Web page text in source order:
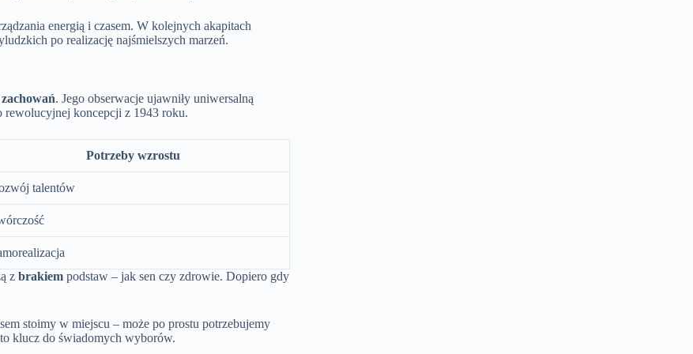
energią i czasem. W kolejnych akapitach
po realizację najśmielszych marzeń.
zachowań. Jego obserwacje ujawniły uniwersalną
rewolucyjnej koncepcji z 1943 roku.
Potrzeby wzrostu
talentów
z brakiem podstaw – jak sen czy zdrowie. Dopiero gdy
stoimy w miejscu – może po prostu potrzebujemy
to klucz do świadomych wyborów.